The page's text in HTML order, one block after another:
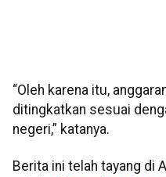
“Oleh karena itu,
ditingkatkan sesuai
negeri,” katanya.
Berita ini telah tayang di